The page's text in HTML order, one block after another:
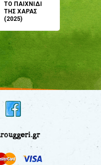
ΤΟ ΠΑΙΧΝΙΔΙ
ΤΗΣ ΧΑΡΑΣ
(2025)
μου;
(2024)